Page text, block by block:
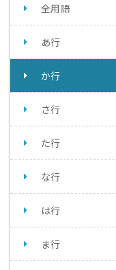
全用語
あ行
か行
さ行
た行
な行
は行
ま行